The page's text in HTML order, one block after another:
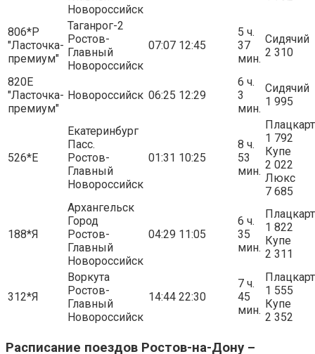
Новороссийск
806*Р
"Ласточка-
премиум"
Таганрог-2
Ростов-
Главный
Новороссийск
07:07 12:45
5 ч.
37
мин.
Сидячий
2 310
820Е
"Ласточка-
премиум"
Новороссийск 06:25 12:29
6 ч.
3
мин.
Сидячий
1 995
526*Е
Екатеринбург
Пасс.
Ростов-
Главный
Новороссийск
01:31 10:25
8 ч.
53
мин.
Плацкарт
1 792
Купе
2 022
Люкс
7 685
188*Я
Архангельск
Город
Ростов-
Главный
Новороссийск
04:29 11:05
6 ч.
35
мин.
Плацкарт
1 822
Купе
2 311
312*Я
Воркута
Ростов-
Главный
Новороссийск
14:44 22:30
7 ч.
45
мин.
Плацкарт
1 555
Купе
2 352
Расписание поездов Ростов-на-Дону –